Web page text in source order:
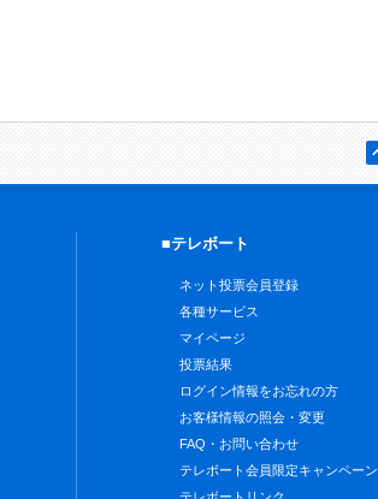
■テレボート
ネット投票会員登録
各種サービス
マイページ
投票結果
ログイン情報をお忘れの方
お客様情報の照会・変更
FAQ・お問い合わせ
テレボート会員限定キャンペーン